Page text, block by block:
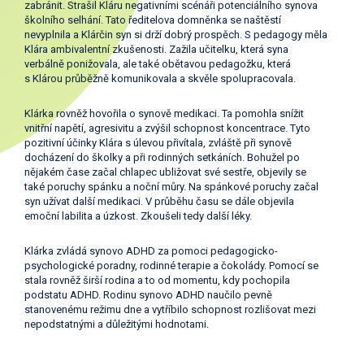
zabránit. Strašil Kláru negativními scénáři potenciálního synova
školního selhání. Tato ředitelova domněnka se naštěstí
nevyplnila a Klárčin syn si drží dobrý prospěch. S pedagogy měla
Klára ambivalentní zkušenosti. Zažila učitelku, která syna
verbálně ponižovala, ale také obětavou pedagožku, která
s Klárou průběžně komunikovala a skvěle spolupracovala.
Klárka rovněž hovořila o synově medikaci. Ta pomohla snížit
vnitřní napětí, agresivitu a zvýšil schopnost koncentrace. Tyto
pozitivní účinky Klára s úlevou přivítala, zvláště při synově
docházení do školky a při rodinných setkáních. Bohužel po
nějakém čase začal chlapec ubližovat své sestře, objevily se
také poruchy spánku a noční můry. Na spánkové poruchy začal
syn užívat další medikaci. V průběhu času se dále objevila
emoční labilita a úzkost. Zkoušeli tedy další léky.
Klárka zvládá synovo ADHD za pomoci pedagogicko-
psychologické poradny, rodinné terapie a čokolády. Pomocí se
stala rovněž širší rodina a to od momentu, kdy pochopila
podstatu ADHD. Rodinu synovo ADHD naučilo pevně
stanovenému režimu dne a vytříbilo schopnost rozlišovat mezi
nepodstatnými a důležitými hodnotami.